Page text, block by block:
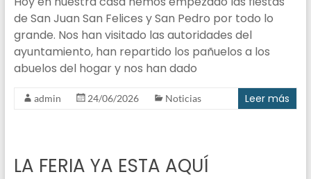
de San Juan San Felices y San Pedro por todo lo
grande. Nos han visitado las autoridades del
ayuntamiento, han repartido los pañuelos a los
abuelos del hogar y nos han dado
admin 24/06/2026 Noticias Leer más
LA FERIA YA ESTA AQUÍ